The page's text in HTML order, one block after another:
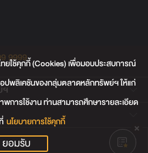
9999
ฯ
ยใช้คุกกี้ (Cookies) เพื่อมอบประสบการณ์
อปพลิเคชันของกลุ่มตลาดหลักทรัพย์ฯ ให้แก่
การใช้งาน ท่านสามารถศึกษารายละเอียด
นโยบายการใช้คุกกี้
ยอมรับ